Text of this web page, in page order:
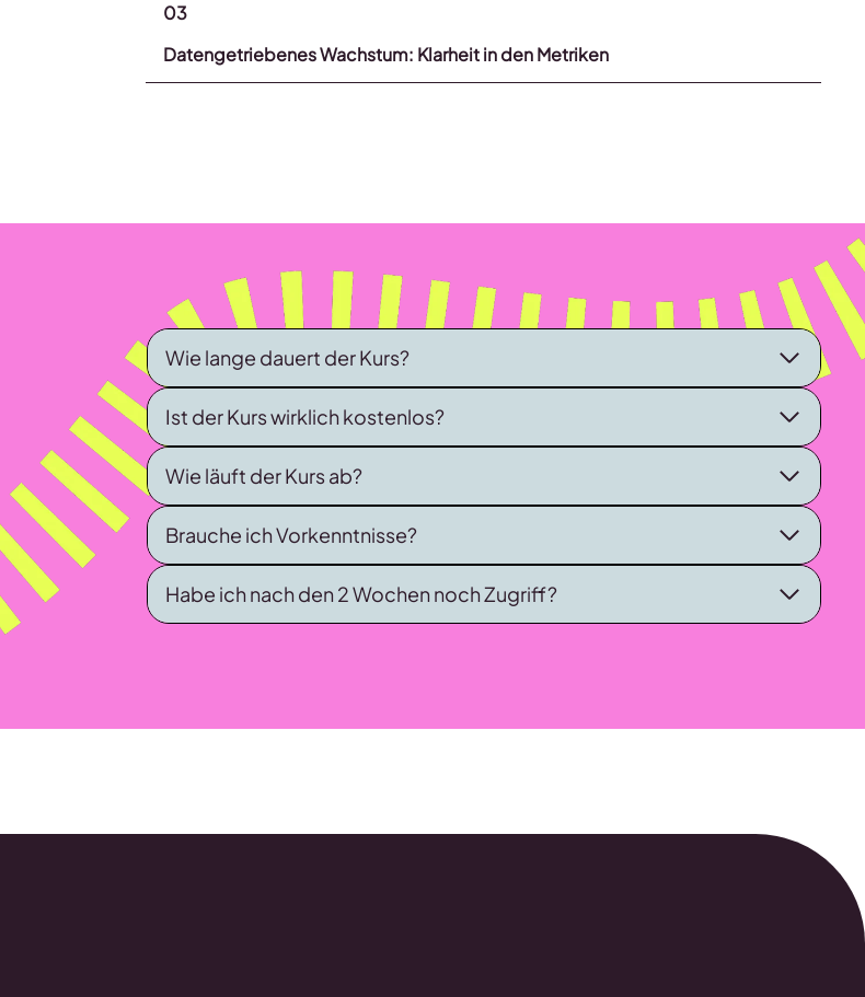
03
Datengetriebenes Wachstum: Klarheit in den Metriken
Wie lange dauert der Kurs?
Ist der Kurs wirklich kostenlos?
Wie läuft der Kurs ab?
Brauche ich Vorkenntnisse?
Habe ich nach den 2 Wochen noch Zugriff?